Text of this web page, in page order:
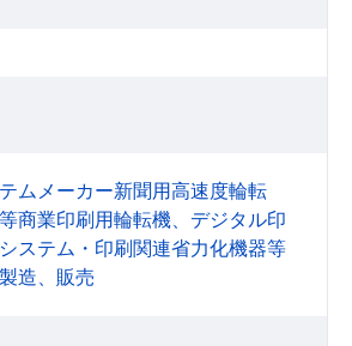
ムメーカー新聞用高速度輪転
商業印刷用輪転機、デジタル印
ステム・印刷関連省力化機器等
造、販売